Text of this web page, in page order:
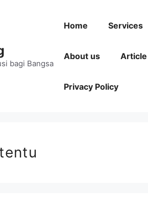
bagi Bangsa
Home Services
About us Article
Privacy Policy